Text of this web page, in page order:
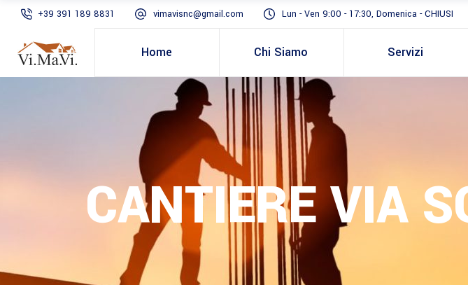
+39 391 189 8831 vimavisnc@gmail.com Lun - Ven 9:00 - 17:30, Domenica - CHIUSI
Home Chi Siamo Servizi
CANTIERE VIA